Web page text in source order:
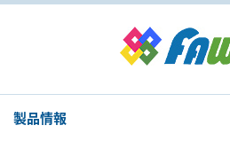
製品情報